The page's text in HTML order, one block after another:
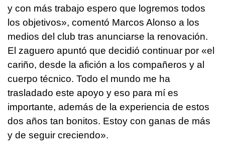
y con más trabajo espero que logremos todos
los objetivos», comentó Marcos Alonso a los
medios del club tras anunciarse la renovación.
El zaguero apuntó que decidió continuar por «el
cariño, desde la afición a los compañeros y al
cuerpo técnico. Todo el mundo me ha
trasladado este apoyo y eso para mí es
importante, además de la experiencia de estos
dos años tan bonitos. Estoy con ganas de más
y de seguir creciendo».